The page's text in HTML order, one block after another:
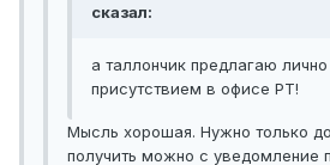
сказал:
а таллончик предлагаю лично
присутствием в офисе РТ!
Мысль хорошая. Нужно только
получить можно с уведомление